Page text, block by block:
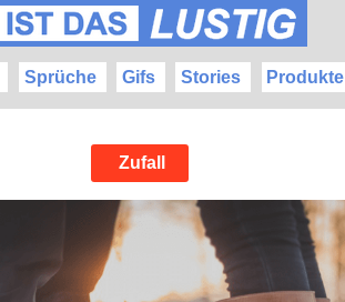
Sprüche Gifs Stories Produkte
Zufall